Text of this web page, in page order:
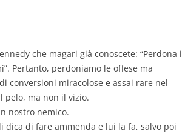
che magari già conoscete: “Perdona i
Pertanto, perdoniamo le offese ma
conversioni miracolose e assai rare nel
pelo, ma non il vizio.
nostro nemico.
dica di fare ammenda e lui la fa, salvo poi